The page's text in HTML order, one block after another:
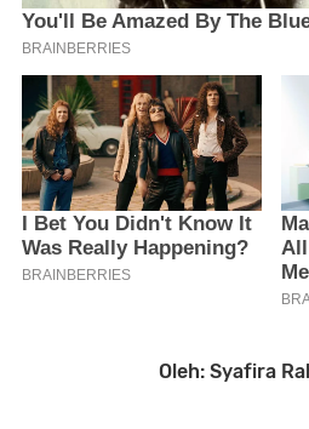
Oleh: Syafira